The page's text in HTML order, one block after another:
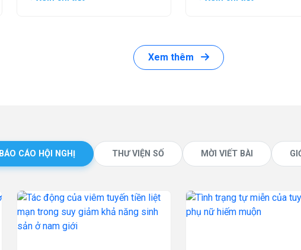
Xem thêm
BÁO CÁO HỘI NGHỊ THƯ VIỆN SỐ MỜI VIẾT BÀI